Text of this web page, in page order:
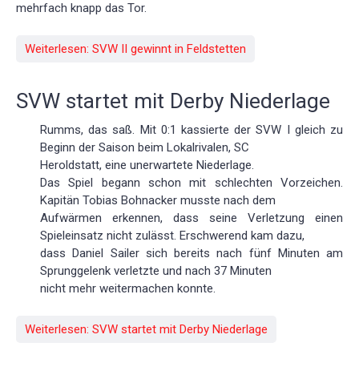
mehrfach knapp das Tor.
Weiterlesen: SVW II gewinnt in Feldstetten
SVW startet mit Derby Niederlage
Rumms, das saß. Mit 0:1 kassierte der SVW I gleich zu
Beginn der Saison beim Lokalrivalen, SC
Heroldstatt, eine unerwartete Niederlage.
Das Spiel begann schon mit schlechten Vorzeichen.
Kapitän Tobias Bohnacker musste nach dem
Aufwärmen erkennen, dass seine Verletzung einen
Spieleinsatz nicht zulässt. Erschwerend kam dazu,
dass Daniel Sailer sich bereits nach fünf Minuten am
Sprunggelenk verletzte und nach 37 Minuten
nicht mehr weitermachen konnte.
Weiterlesen: SVW startet mit Derby Niederlage